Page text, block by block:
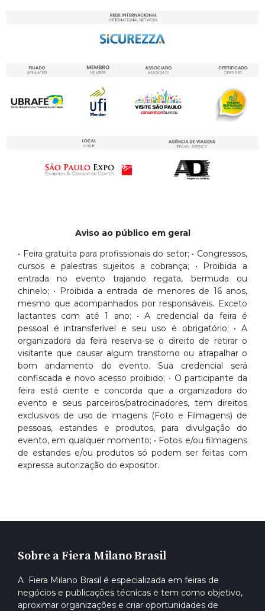
Aviso ao público em geral
• Feira gratuita para profissionais do setor; • Congressos,
cursos e palestras sujeitos a cobrança; • Proibida a
entrada no evento trajando regata, bermuda ou
chinelo; • Proibida a entrada de menores de 16 anos,
mesmo que acompanhados por responsáveis. Exceto
lactantes com até 1 ano; • A credencial da feira é
pessoal é intransferível e seu uso é obrigatório; • A
organizadora da feira reserva-se o direito de retirar o
visitante que causar algum transtorno ou atrapalhar o
bom andamento do evento. Sua credencial será
confiscada e novo acesso proibido; • O participante da
feira está ciente e concorda que a organizadora do
evento e seus parceiros/patrocinadores, tem direitos
exclusivos de uso de imagens (Foto e Filmagens) de
pessoas, estandes e produtos, para divulgação do
evento, em qualquer momento; • Fotos e/ou filmagens
de estandes e/ou produtos só podem ser feitas com
expressa autorização do expositor.
Sobre a Fiera Milano Brasil
A Fiera Milano Brasil é especializada em feiras de
negócios e publicações técnicas e tem como objetivo,
aproximar organizações e criar oportunidades de